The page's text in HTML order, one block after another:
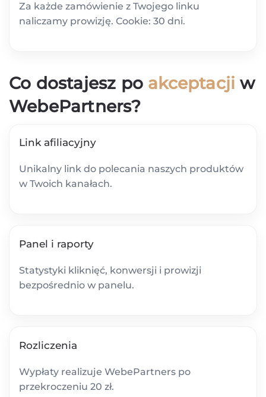
Za każde zamówienie z Twojego linku
naliczamy prowizję. Cookie: 30 dni.
Co dostajesz po akceptacji w
WebePartners?
Link afiliacyjny
Unikalny link do polecania naszych produktów
w Twoich kanałach.
Panel i raporty
Statystyki kliknięć, konwersji i prowizji
bezpośrednio w panelu.
Rozliczenia
Wypłaty realizuje WebePartners po
przekroczeniu 20 zł.